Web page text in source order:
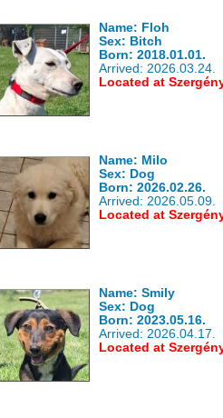
Name: Floh
Sex: Bitch
Born: 2018.01.01.
Arrived: 2026.03.24.
Located at
Name: Milo
Sex: Dog
Born: 2026.02.26.
Arrived: 2026.05.09.
Located at
Name: Smily
Sex: Dog
Born: 2023.05.16.
Arrived: 2026.04.17.
Located at